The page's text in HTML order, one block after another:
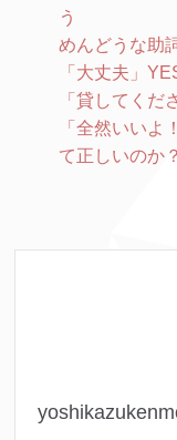
う
めんどうな助
「大丈夫」
「貸してくだ
「全然いいよ
て正しいのか？